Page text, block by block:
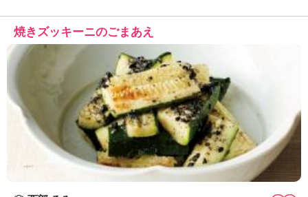
の
き
ょ
う
の
料
理
」
焼きズッキーニのごまあえ